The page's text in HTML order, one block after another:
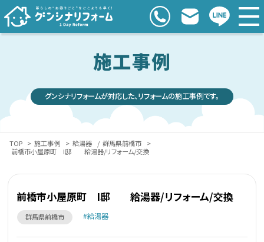
施工事例
グンシナリフォームが対応した、リフォームの施工事例です。
TOP > 施工事例 > 給湯器 / 群馬県前橋市
>
前橋市小屋原町 I邸 給湯器/リフォーム/交換
前橋市小屋原町 I邸 給湯器/リフォーム/交換
群馬県前橋市 給湯器